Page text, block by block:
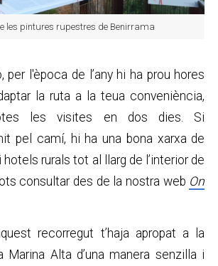
les pintures rupestres de Benirrama
per l'època de l’any hi ha prou hores
la ruta a la teua conveniència,
les visites en dos dies. Si
pel camí, hi ha una bona xarxa de
rurals tot al llarg de l’interior de
consultar des de la nostra web On
recorregut t’haja apropat a la
Marina Alta d’una manera senzilla i